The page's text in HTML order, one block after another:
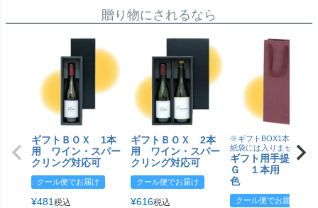
贈り物にされるなら
ギフトＢＯＸ 1本
用 ワイン・スパー
クリング対応可
クール便でお届け
¥481 税込
ギフトＢＯＸ 2本
用 ワイン・スパー
クリング対応可
クール便でお届け
¥616税込
※ギフトBOX1本用はこ
紙袋には入りません
ギフト用手提げＢ
Ｇ １本用 エン
色
クール便でお届け